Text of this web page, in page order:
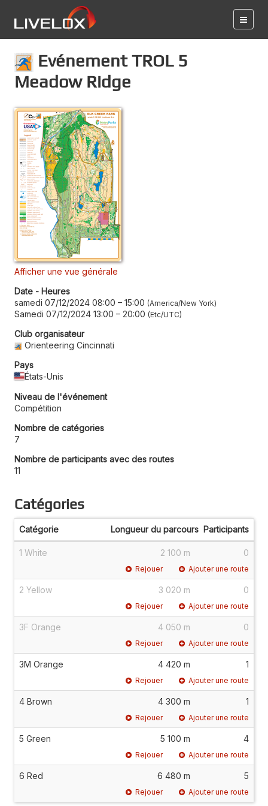
Evénement TROL 5
Meadow Ridge
Afficher une vue générale
Date - Heures
samedi 07/12/2024 08:00 – 15:00 America/New York
Samedi 07/12/2024 13:00 – 20:00 Etc/UTC
Club organisateur
Orienteering Cincinnati
Pays
États-Unis
Niveau de l'événement
Compétition
Nombre de catégories
7
Nombre de participants avec des routes
11
Catégories
Catégorie Longueur du parcours Participants
1 White 2 100 m 0
Rejouer Ajouter une route
2 Yellow 3 020 m 0
Rejouer Ajouter une route
3F Orange 4 050 m 0
Rejouer Ajouter une route
3M Orange 4 420 m 1
Rejouer Ajouter une route
4 Brown 4 300 m 1
Rejouer Ajouter une route
5 Green 5 100 m 4
Rejouer Ajouter une route
6 Red 6 480 m 5
Rejouer Ajouter une route